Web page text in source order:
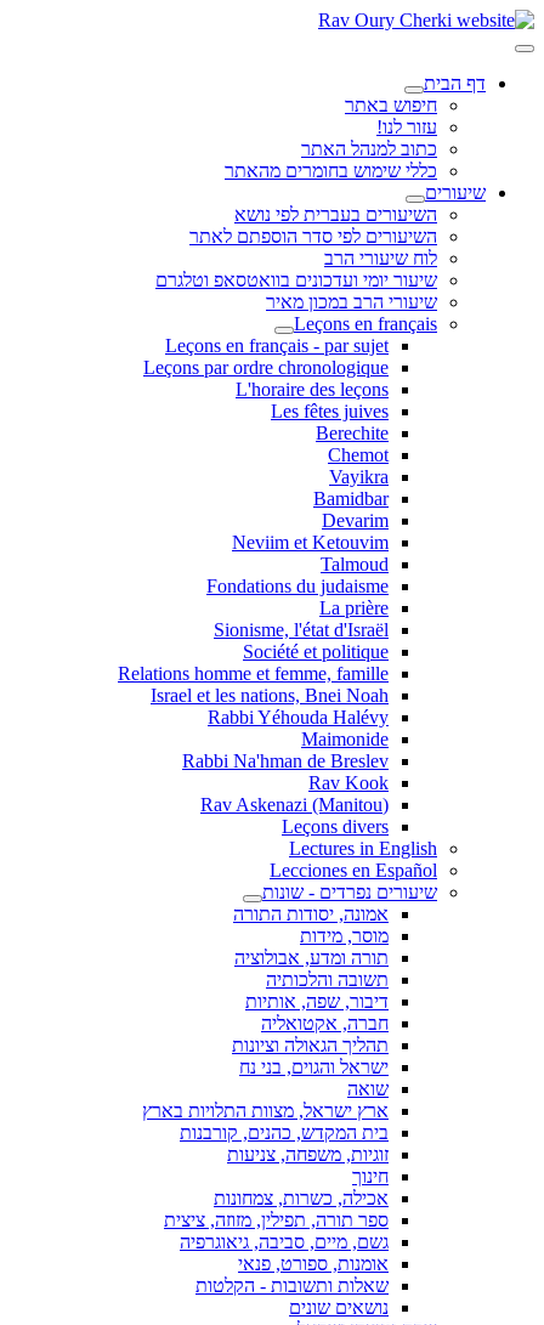
דף הבית
חיפוש באתר
עזור לנו!
כתוב למנהל האתר
כללי שימוש בחומרים מהאתר
שיעורים
השיעורים בעברית לפי נושא
השיעורים לפי סדר הוספתם לאתר
לוח שיעורי הרב
שיעור יומי ועדכונים בוואטסאפ וטלגרם
שיעורי הרב במכון מאיר
Leçons en français
Leçons en français - par sujet
Leçons par ordre chronologique
L'horaire des leçons
Les fêtes juives
Berechite
Chemot
Vayikra
Bamidbar
Devarim
Neviim et Ketouvim
Talmoud
Fondations du judaisme
La prière
Sionisme, l'état d'Israël
Société et politique
Relations homme et femme, famille
Israel et les nations, Bnei Noah
Rabbi Yéhouda Halévy
Maimonide
Rabbi Na'hman de Breslev
Rav Kook
(Rav Askenazi (Manitou
Leçons divers
Lectures in English
Lecciones en Español
שיעורים נפרדים - שונות
אמונה, יסודות התורה
מוסר, מידות
תורה ומדע, אבולוציה
תשובה והלכותיה
דיבור, שפה, אותיות
חברה, אקטואליה
תהליך הגאולה וציונות
ישראל והגוים, בני נח
שואה
ארץ ישראל, מצוות התלויות בארץ
בית המקדש, כהנים, קורבנות
זוגיות, משפחה, צניעות
חינוך
אכילה, כשרות, צמחונות
ספר תורה, תפילין, מזוזה, ציצית
גשם, מיים, סביבה, גיאוגרפיה
אומנות, ספורט, פנאי
שאלות ותשובות - הקלטות
נושאים שונים